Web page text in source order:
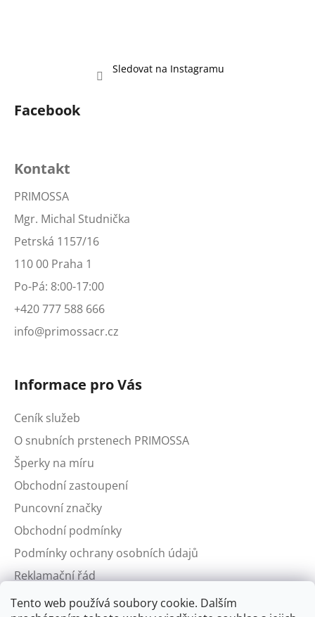
Tento web používá soubory cookie. Dalším
Sledovat na Instagramu
Facebook
Kontakt
PRIMOSSA
Mgr. Michal Studnička
Petrská 1157/16
110 00 Praha 1
Po-Pá: 8:00-17:00
+420 777 588 666
info@primossacr.cz
Informace pro Vás
Ceník služeb
O snubních prstenech PRIMOSSA
Šperky na míru
Obchodní zastoupení
Puncovní značky
Obchodní podmínky
Podmínky ochrany osobních údajů
Reklamační řád